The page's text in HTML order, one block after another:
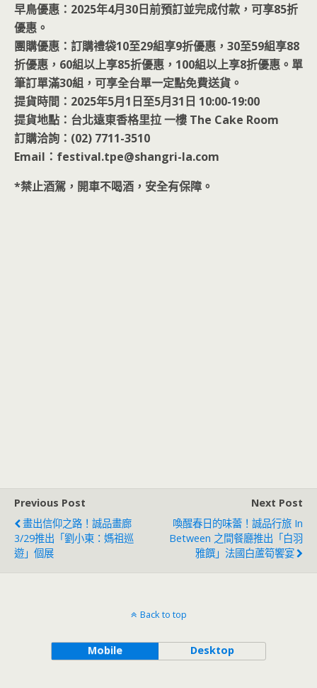
早鳥優惠：2025年4月30日前預訂並完成付款，可享85折
優惠。
團購優惠：訂購禮袋10至29組享9折優惠，30至59組享88
折優惠，60組以上享85折優惠，100組以上享8折優惠。單
筆訂單滿30組，可享全台單一定點免費送貨。
提貨時間：2025年5月1日至5月31日 10:00-19:00
提貨地點：台北遠東香格里拉 一樓 The Cake Room
訂購洽詢：(02) 7711-3510
Email：festival.tpe@shangri-la.com
*禁止酒駕，開車不喝酒，安全有保障。
Previous Post
畫出信仰之路！誠品畫廊
3/29推出「劉小東：媽祖巡
遊」個展
Next Post
喚醒春日的味蕾！誠品行旅 In
Between 之間餐廳推出「白羽
雅饌」法國白蘆筍饗宴
Back to top
Mobile Desktop